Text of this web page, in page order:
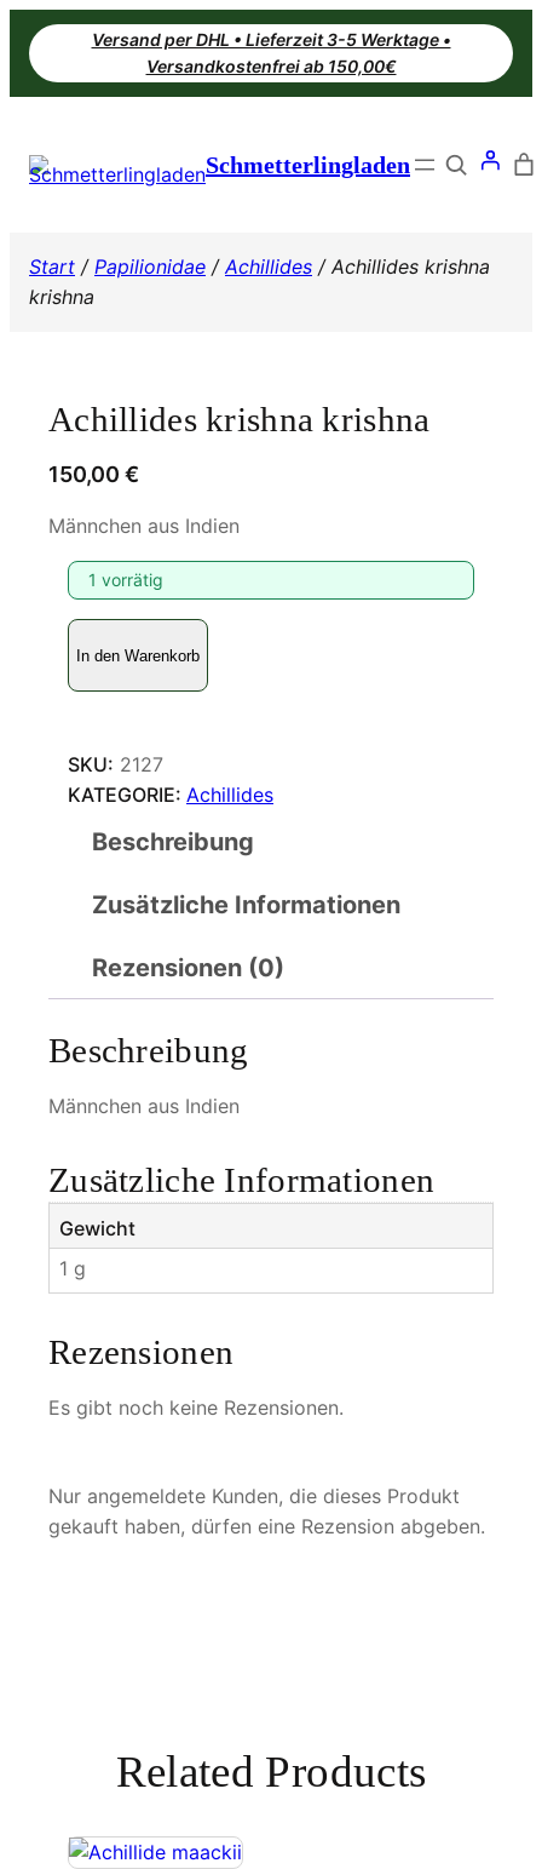
Zum
Inhalt
springen
Versand per DHL • Lieferzeit 3-5 Werktage •
Versandkostenfrei ab 150,00€
Schmetterlingladen Search
Start / Papilionidae /Achillides / Achillides krishna
krishna
Achillides krishna krishna
150,00 €
Männchen aus Indien
1 vorrätig
A
h
l
l
i
h
a
r
i
s
h
n
M
n
In den Warenkorb
SKU: 2127
KATEGORIE: Achillides
Beschreibung
Zusätzliche Informationen
Rezensionen (0)
Beschreibung
Männchen aus Indien
Zusätzliche Informationen
Gewicht
1 g
Rezensionen
Es gibt noch keine Rezensionen.
Nur angemeldete Kunden, die dieses Produkt
gekauft haben, dürfen eine Rezension abgeben.
Related Products